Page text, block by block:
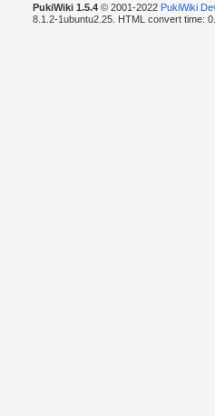
PukiWiki 1.5.4© 2001-2022 PukiWiki
8.1.2-1ubuntu2.25. HTML convert time: